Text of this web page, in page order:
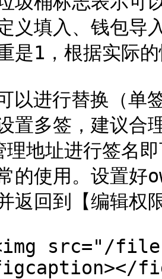
义填入、钱包导
是1，根据实际
以进行替换（单
置多签，建议合
理地址进行签名
的使用。设置好
返回到【编辑权
src="/files/